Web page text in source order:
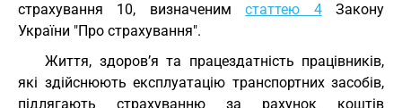
страхування 10, визначенимстаттею 4Закону
України "Про страхування".
Життя, здоров’я та працездатність працівників,
які здійснюють експлуатацію транспортних засобів,
підлягають страхуванню за рахунок коштів